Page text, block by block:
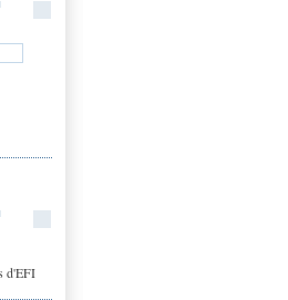
d'EFI